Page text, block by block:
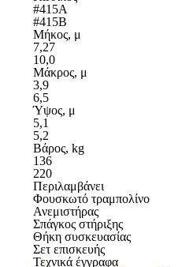
#415A
#415B
Μήκος, μ
7,27
10,0
Μάκρος, μ
3,9
6,5
Ύψος, μ
5,1
5,2
Βάρος, kg
136
220
Περιλαμβάνει
Φουσκωτό τραμπολίνο
Ανεμιστήρας
Σπάγκος στήριξης
Θήκη συσκευασίας
Σετ επισκευής
Τεχνικά έγγραφα